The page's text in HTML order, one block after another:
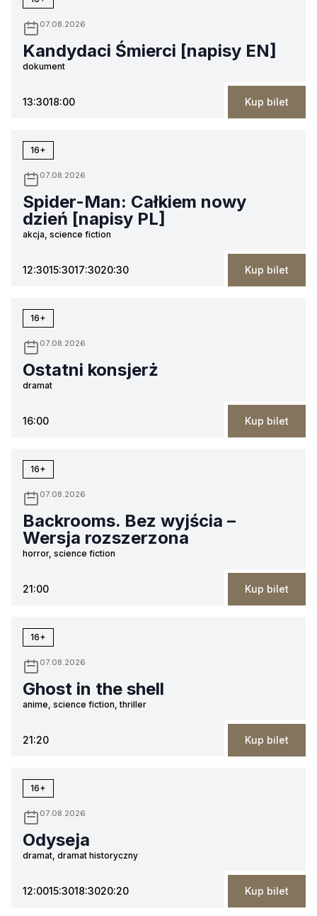
07.08.2026
Kandydaci Śmierci [napisy EN]
dokument
13:3018:00 Kup bilet
16+
07.08.2026
Spider-Man: Całkiem nowy
dzień [napisy PL]
akcja, science fiction
12:3015:3017:3020:30 Kup bilet
16+
07.08.2026
Ostatni konsjerż
dramat
16:00 Kup bilet
16+
07.08.2026
Backrooms. Bez wyjścia –
Wersja rozszerzona
horror, science fiction
21:00 Kup bilet
16+
07.08.2026
Ghost in the shell
anime, science fiction, thriller
21:20 Kup bilet
16+
07.08.2026
Odyseja
dramat, dramat historyczny
12:0015:3018:3020:20 Kup bilet